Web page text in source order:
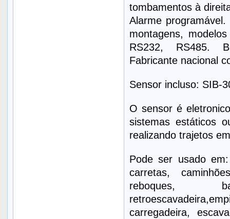
tombamentos à
Alarme
montagens,
RS232, RS485.
Fabricante nacional
Sensor incluso: SIB-
O sensor é
sistemas estáticos
realizando trajetos
Pode ser usado
carretas,
reboques,
carregadeira,